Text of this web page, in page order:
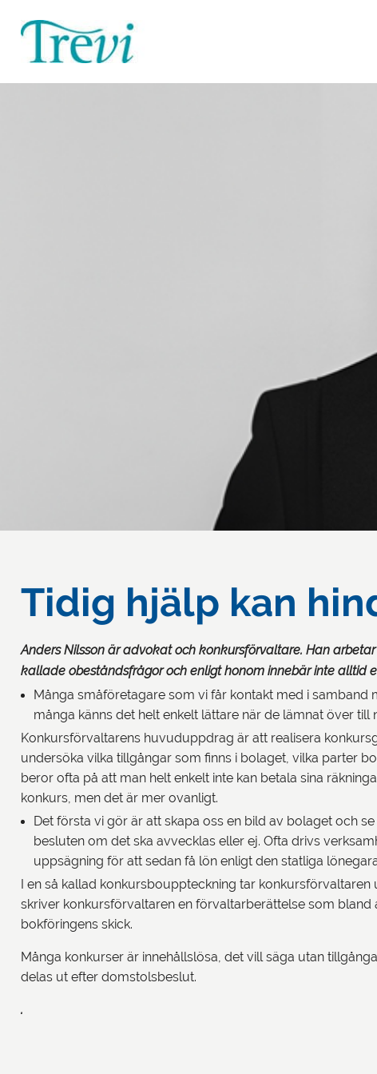
Tidig hjälp kan
Anders Nilsson är advokat och konkursförvaltare. Han
kallade obeståndsfrågor och enligt honom innebär inte alltid
Många småföretagare som vi får kontakt med i
många känns det helt enkelt lättare när de lämnat över
Konkursförvaltarens huvuduppdrag är att realisera
undersöka vilka tillgångar som finns i bolaget, vilka parter
beror ofta på att man helt enkelt inte kan betala sina
konkurs, men det är mer ovanligt.
Det första vi gör är att skapa oss en bild av bolaget och
besluten om det ska avvecklas eller ej. Ofta drivs
uppsägning för att sedan få lön enligt den statliga
I en så kallad konkursbouppteckning tar
skriver konkursförvaltaren en förvaltarberättelse som
bokföringens skick.
Många konkurser är innehållslösa, det vill säga utan
delas ut efter domstolsbeslut.
.